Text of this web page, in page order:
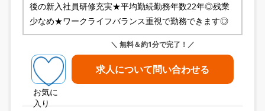
後の新入社員研修充実★平均勤続勤務年数22年◎残業
少なめ★ワークライフバランス重視で勤務できます◎
お気に
入り
＼ 無料＆約1分で完了！／
求人について問い合わせる